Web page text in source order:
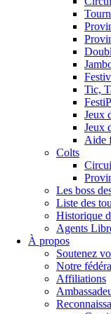
Tic,
Jeux
Jeux
Aide
Colts
Les boss
Liste des
Historique
Agents
À propos
Soutenez
Notre
Affiliations